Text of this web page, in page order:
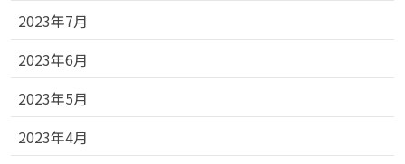
2023年7月
2023年6月
2023年5月
2023年4月